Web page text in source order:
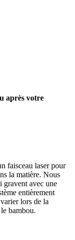
après votre
faisceau laser pour
la matière. Nous
gravent avec une
entièrement
lors de la
bambou.